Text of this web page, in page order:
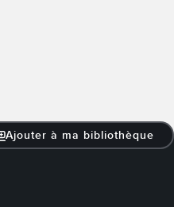
Ajouter à ma bibliothèque